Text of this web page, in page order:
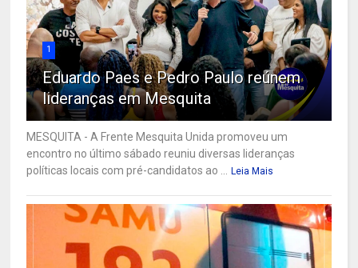
1
Eduardo Paes e Pedro Paulo reúnem
lideranças em Mesquita
MESQUITA - A Frente Mesquita Unida promoveu um
encontro no último sábado reuniu diversas lideranças
políticas locais com pré-candidatos ao ...
Leia Mais